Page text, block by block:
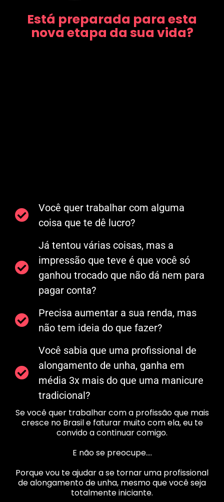
Está preparada para esta
nova etapa da sua vida?
Você quer trabalhar com alguma
coisa que te dê lucro?
Já tentou várias coisas, mas a
impressão que teve é que você só
ganhou trocado que não dá nem para
pagar conta?
Precisa aumentar a sua renda, mas
não tem ideia do que fazer?
Você sabia que uma profissional de
alongamento de unha, ganha em
média 3x mais do que uma manicure
tradicional?
Se você quer trabalhar com a profissão que mais
cresce no Brasil e faturar muito com ela, eu te
convido a continuar comigo.
E não se preocupe….
Porque vou te ajudar a se tornar uma profissional
de alongamento de unha, mesmo que você seja
totalmente iniciante.